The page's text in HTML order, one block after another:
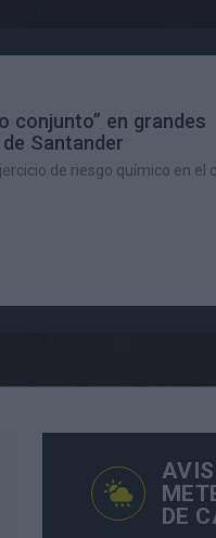
conjunto” en grandes
Santander
de riesgo químico en el
DE